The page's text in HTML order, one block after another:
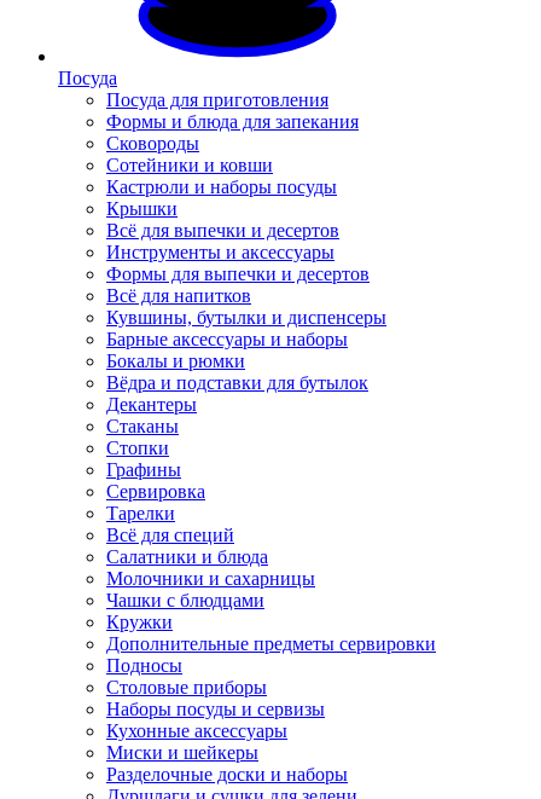
Посуда
Посуда для приготовления
Формы и блюда для запекания
Сковороды
Сотейники и ковши
Кастрюли и наборы посуды
Крышки
Всё для выпечки и десертов
Инструменты и аксессуары
Формы для выпечки и десертов
Всё для напитков
Кувшины, бутылки и диспенсеры
Барные аксессуары и наборы
Бокалы и рюмки
Вёдра и подставки для бутылок
Декантеры
Стаканы
Стопки
Графины
Сервировка
Тарелки
Всё для специй
Салатники и блюда
Молочники и сахарницы
Чашки с блюдцами
Кружки
Дополнительные предметы сервировки
Подносы
Столовые приборы
Наборы посуды и сервизы
Кухонные аксессуары
Миски и шейкеры
Разделочные доски и наборы